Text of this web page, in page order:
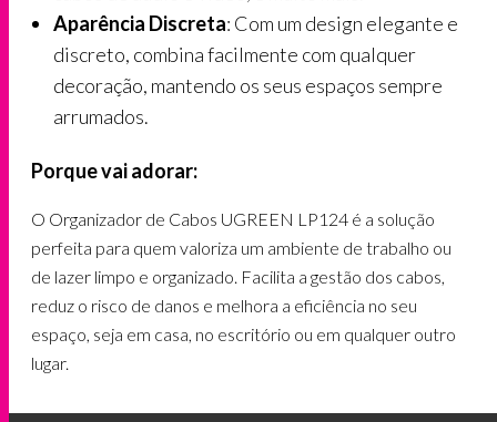
Aparência Discreta: Com um design elegante e
discreto, combina facilmente com qualquer
decoração, mantendo os seus espaços sempre
arrumados.
Porque vai adorar:
O Organizador de Cabos UGREEN LP124 é a solução
perfeita para quem valoriza um ambiente de trabalho ou
de lazer limpo e organizado. Facilita a gestão dos cabos,
reduz o risco de danos e melhora a eficiência no seu
espaço, seja em casa, no escritório ou em qualquer outro
lugar.